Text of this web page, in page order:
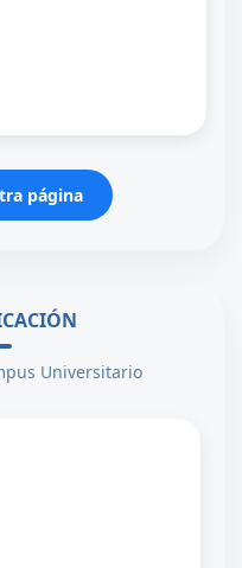
página
Universitario